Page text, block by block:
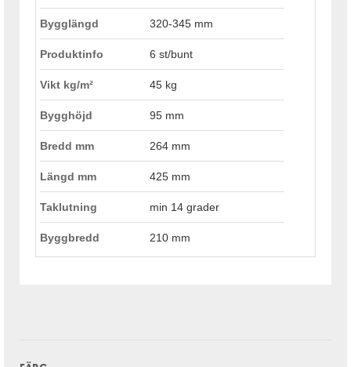
Bygglängd 320-345 mm
Produktinfo 6 st/bunt
Vikt kg/m² 45 kg
Bygghöjd 95 mm
Bredd mm 264 mm
Längd mm 425 mm
Taklutning min 14 grader
Byggbredd 210 mm